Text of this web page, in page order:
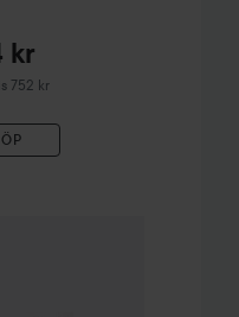
kr
752 kr pris 752 kr